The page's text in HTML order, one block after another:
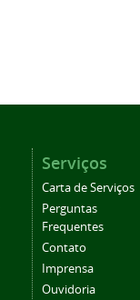
Serviços
Carta de Serviços
Perguntas
Frequentes
Contato
Imprensa
Ouvidoria